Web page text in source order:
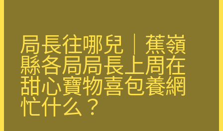
局長往哪兒｜蕉嶺
縣各局局長上周在
甜心寶物喜包養網
忙什么？